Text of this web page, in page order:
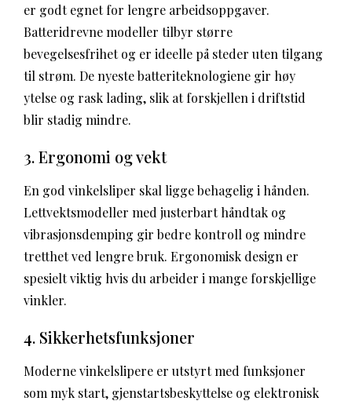
er godt egnet for lengre arbeidsoppgaver.
Batteridrevne modeller tilbyr større
bevegelsesfrihet og er ideelle på steder uten tilgang
til strøm. De nyeste batteriteknologiene gir høy
ytelse og rask lading, slik at forskjellen i driftstid
blir stadig mindre.
3. Ergonomi og vekt
En god vinkelsliper skal ligge behagelig i hånden.
Lettvektsmodeller med justerbart håndtak og
vibrasjonsdemping gir bedre kontroll og mindre
tretthet ved lengre bruk. Ergonomisk design er
spesielt viktig hvis du arbeider i mange forskjellige
vinkler.
4. Sikkerhetsfunksjoner
Moderne vinkelslipere er utstyrt med funksjoner
som myk start, gjenstartsbeskyttelse og elektronisk